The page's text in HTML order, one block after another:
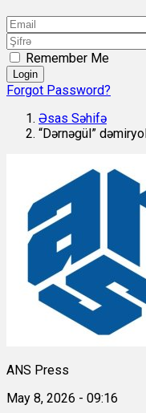
Remember Me
Login
Forgot Password?
Əsas Səhifə
“Dərnəgül”
ANS Press
May 8, 2026 - 09:16